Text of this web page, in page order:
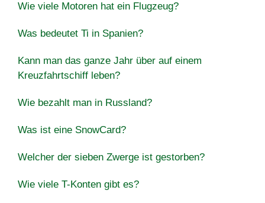
Wie viele Motoren hat ein Flugzeug?
Was bedeutet Ti in Spanien?
Kann man das ganze Jahr über auf einem
Kreuzfahrtschiff leben?
Wie bezahlt man in Russland?
Was ist eine SnowCard?
Welcher der sieben Zwerge ist gestorben?
Wie viele T-Konten gibt es?